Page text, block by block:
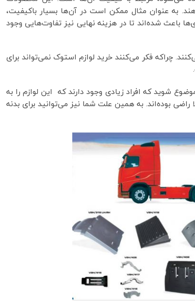
به عنوان مثال ممکن است در آن‌ها بسیار باکیفیت،
باعث شده‌اند تا در هزینه نهایی نیز تفاوت‌هایی وجود
چراکه فکر می‌کنند خرید لوازم استوک نمی‌تواند برای
شوید که افراد زیادی وجود دارند که این لوازم را به
بوده‌‌اند. به همین علت شما نیز می‌توانید برای بدنه